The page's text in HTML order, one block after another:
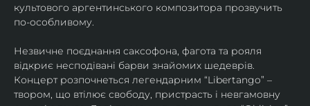
культового аргентинського композитора прозвучить
по-особливому.
Незвичне поєднання саксофона, фагота та рояля
відкриє несподівані барви знайомих шедеврів.
Концерт розпочнеться легендарним “Libertango” –
твором, що втілює свободу, пристрасть і невгамовну